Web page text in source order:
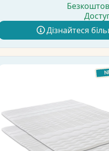
Дізнайтеся